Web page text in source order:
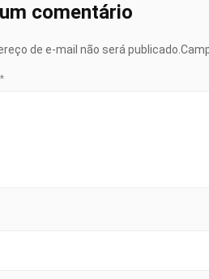
comentário
de e-mail não será publicado.
*